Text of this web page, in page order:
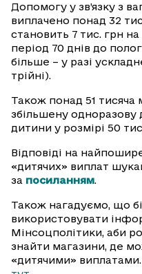
Допомогу у зв’язку з
виплачено понад 32
становить 7 тис. грн на
період 70 днів до
більше – у разі
трійні).
Також понад 51
збільшену
дитини у розмірі 50
Відповіді на
«дитячих» виплат
за посиланням.
Також нагадуємо, що
використовувати
Мінсоцполітики, аби
знайти магазини, де
«дитячими»